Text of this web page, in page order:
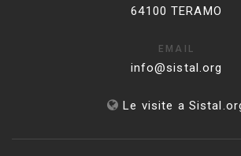
64100 TERAMO
EMAIL
info@sistal.org
Le visite a